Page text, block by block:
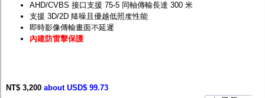
AHD/CVBS 接口支援 75-5 同軸傳輸長達 300 米
支援 3D/2D 降噪且優越低照度性能
即時影像傳輸畫面不延遲
內建防雷擊保護
NT$ 3,200 about USD$ 99.73